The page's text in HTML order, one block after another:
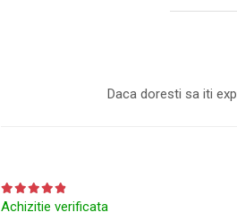
Daca doresti sa iti
Achizitie verificata